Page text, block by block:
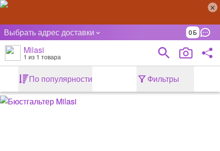
Выбрать адрес доставки 0
Milasi
1 из 1 товара
По популярности Фильтры